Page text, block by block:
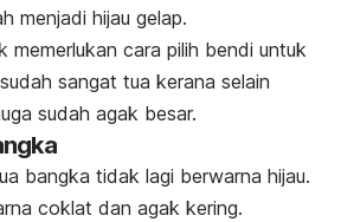
menjadi hijau gelap.
memerlukan cara pilih bendi untuk
sangat tua kerana selain
sudah agak besar.
bangka tidak lagi berwarna hijau.
coklat dan agak kering.